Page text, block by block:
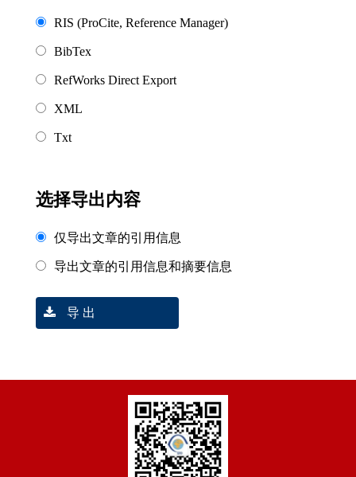
RIS (ProCite, Reference Manager)
BibTex
RefWorks Direct Export
XML
Txt
选择导出内容
仅导出文章的引用信息
导出文章的引用信息和摘要信息
导 出